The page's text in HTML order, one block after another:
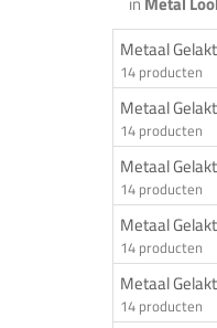
Metaal
14 producten
Metaal
14 producten
Metaal
14 producten
Metaal
14 producten
Metaal
14 producten